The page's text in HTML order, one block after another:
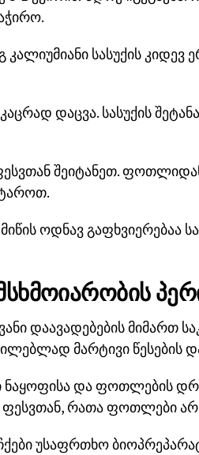
სასუქის კიდევ
დაცვა. სასუქის
შეიტანეთ.
ოდნავ გაფხვიერებაა
დაავადებების მიმართ
მარტივი წესების
ნაყოფისა და ფოთლების
რათა ფოთლები
უსაფრთხო